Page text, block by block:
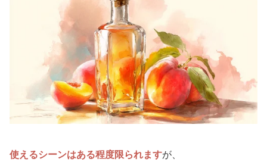
使えるシーンはある程度限られますが、